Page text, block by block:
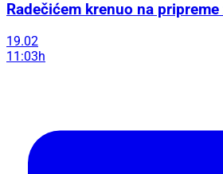
Radečićem krenuo na
19.02
11:03h